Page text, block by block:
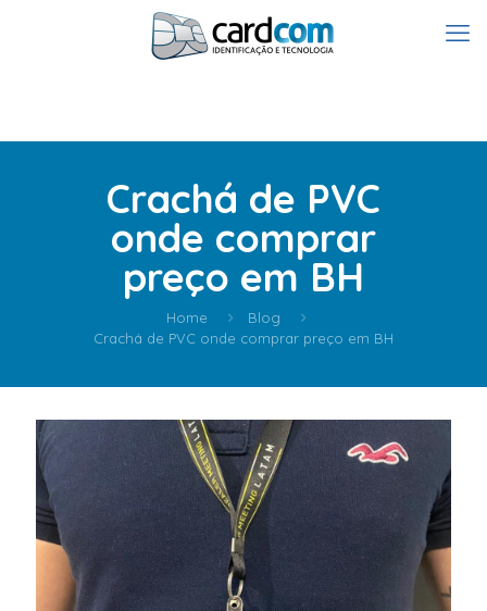
Crachá de PVC
onde comprar
preço em BH
Home
Blog
Crachá de PVC onde comprar preço em BH